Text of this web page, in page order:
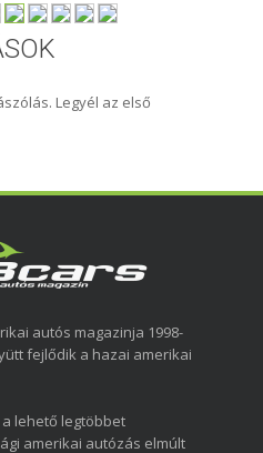
Legyél az első
autós magazinja 1998-
fejlődik a hazai amerikai
lehető legtöbbet
amerikai autózás elmúlt